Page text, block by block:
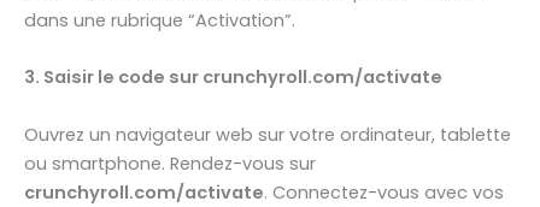
dans une rubrique “Activation”.
3. Saisir le code sur crunchyroll.com/activate
Ouvrez un navigateur web sur votre ordinateur, tablette
ou smartphone. Rendez-vous sur
crunchyroll.com/activate. Connectez-vous avec vos